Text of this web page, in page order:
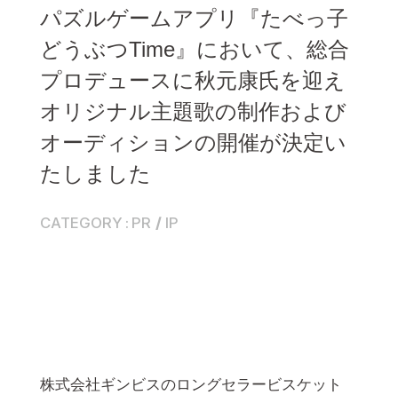
パズルゲームアプリ『たべっ子
どうぶつTime』において、総合
プロデュースに秋元康氏を迎え
オリジナル主題歌の制作および
オーディションの開催が決定い
たしました
CATEGORY PR IP
株式会社ギンビスのロングセラービスケット